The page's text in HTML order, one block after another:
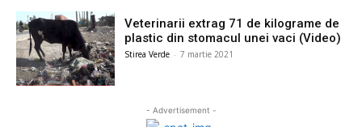
Veterinarii extrag 71 de kilograme de
plastic din stomacul unei vaci (Video)
Stirea Verde - 7 martie 2021
- Advertisement -